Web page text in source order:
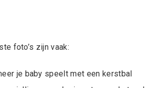
foto’s zijn vaak:
je baby speelt met een kerstbal